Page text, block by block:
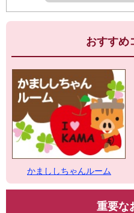
おすすめ
かまししちゃんルーム
重要な